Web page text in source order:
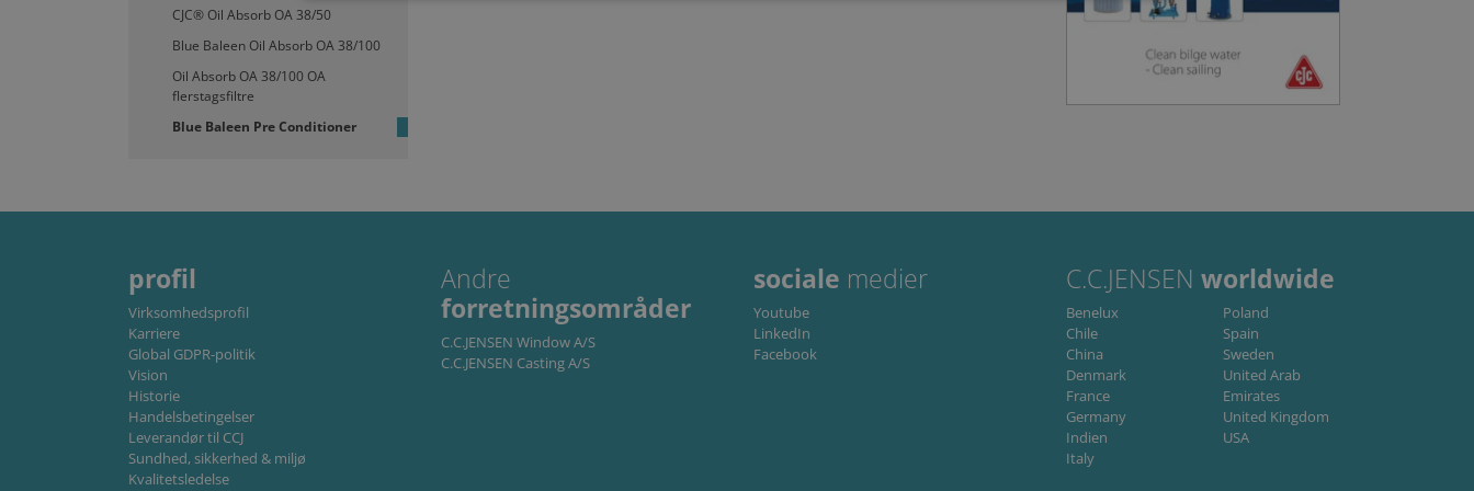
CJC® Oil Absorb OA 38/50
Blue Baleen Oil Absorb OA 38/100
Oil Absorb OA 38/100 OA
flerstagsfiltre
Blue Baleen Pre Conditioner
profil
Virksomhedsprofil
Karriere
Global GDPR-politik
Vision
Historie
Handelsbetingelser
Leverandør til CCJ
Sundhed, sikkerhed & miljø
Kvalitetsledelse
Andre
forretningsområder
C.C.JENSEN Window A/S
C.C.JENSEN Casting A/S
sociale medier
Youtube
LinkedIn
Facebook
C.C.JENSEN worldwide
Benelux
Chile
China
Denmark
France
Germany
Indien
Italy
Poland
Spain
Sweden
United Arab
Emirates
United Kingdom
USA
.linkedin.com
Storage declaration
Storage type
Beskrivelse